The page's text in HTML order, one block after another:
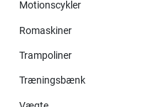
Motionscykler
Romaskiner
Trampoliner
Træningsbænk